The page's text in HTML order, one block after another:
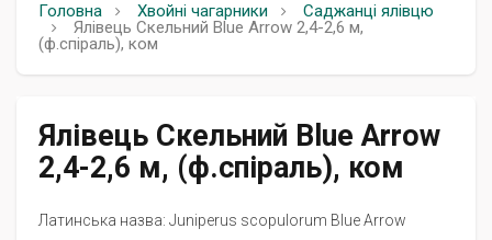
Головна Хвойні чагарники
Саджанці ялівцю
Ялівець Скельний Blue Arrow 2,4-2,6 м,
(ф.спіраль), ком
Ялівець Скельний Blue Arrow
2,4-2,6 м, (ф.спіраль), ком
Латинська назва: Juniperus scopulorum Blue Arrow